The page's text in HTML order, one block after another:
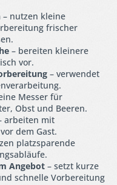
– nutzen kleine
frischer
– bereiten kleinere
vor.
– verwendet
Messer für
Obst und Beeren.
arbeiten mit
dem Gast.
platzsparende
Angebot – setzt kurze
schnelle Vorbereitung